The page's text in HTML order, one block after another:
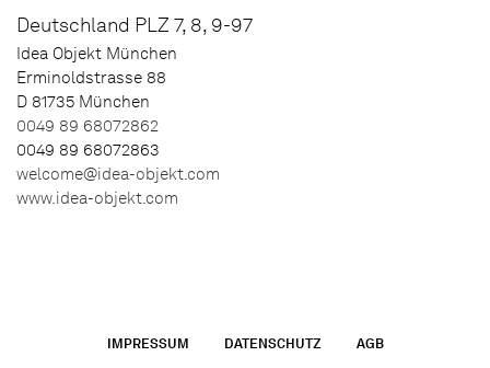
Deutschland PLZ 7, 8, 9-97
Idea Objekt München
Erminoldstrasse 88
D 81735 München
0049 89 68072862
0049 89 68072863
welcome@idea-objekt.com
www.idea-objekt.com
IMPRESSUM DATENSCHUTZ AGB